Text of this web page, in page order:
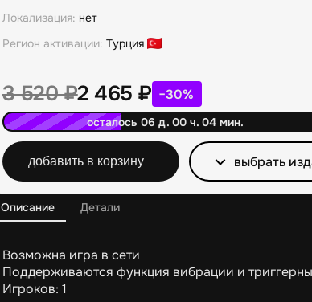
Локализация: нет
Регион активации: Турция
3 520₽2 465 ₽ −30%
осталось 06 д. 00 ч. 04 мин.
добавить в корзину выбрать
Описание Детали
Возможна игра в сети
Поддерживаются функция вибрации и
Игроков: 1